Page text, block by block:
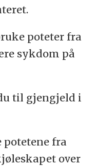
poteter fra
sykdom på
til gjengjeld i
potetene fra
over